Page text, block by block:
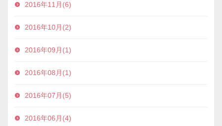
2016年11月(6)
2016年10月(2)
2016年09月(1)
2016年08月(1)
2016年07月(5)
2016年06月(4)